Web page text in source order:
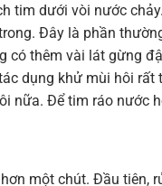
tim dưới vòi nước
Đây là phần
có thêm vài lát gừng
dụng khử mùi hôi
nữa. Để tim ráo nước
một chút. Đầu